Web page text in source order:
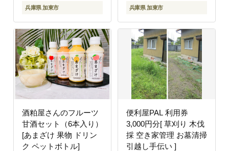
兵庫県 加東市 兵庫県 加東市
酒粕屋さんのフルーツ
甘酒セット（6本入り）
[あまざけ 果物 ドリン
ク ペットボトル]
便利屋PAL 利用券
3,000円分[ 草刈り 木伐
採 空き家管理 お墓清掃
引越し手伝い ]